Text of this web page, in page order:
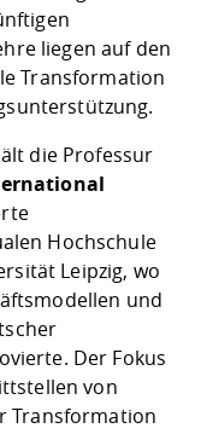
liegen auf den
Transformation
die Professur
Hochschule
Leipzig, wo
und
Der Fokus
von
Transformation